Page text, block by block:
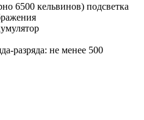
6500 кельвинов) подсветка
разряда: не менее 500